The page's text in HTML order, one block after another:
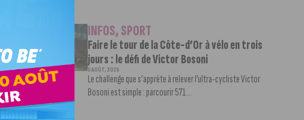
INFOS,SPORT
Faire le tour de la Côte-d’Or à vélo en trois
jours : le défi de Victor Bosoni
5 AOÛT, 2026
Le challenge que s’apprête à relever l’ultra-cycliste Victor
Bosoni est simple : parcourir 571...